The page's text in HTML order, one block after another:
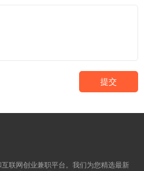
提交
联网创业兼职平台。我们为您精选最新